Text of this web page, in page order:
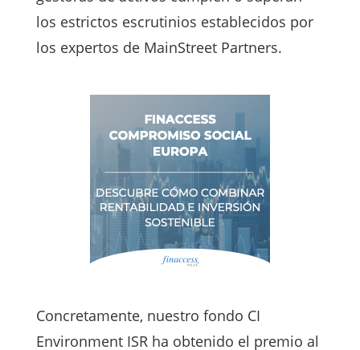
los estrictos escrutinios establecidos por
los expertos de MainStreet Partners.
Concretamente, nuestro fondo CI
Environment ISR ha obtenido el premio al